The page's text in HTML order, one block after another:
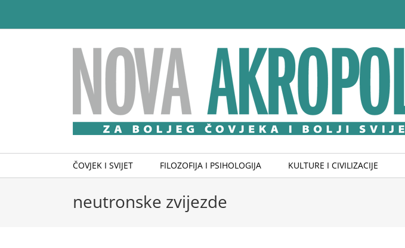
content
ČOVJEK I SVIJET FILOZOFIJA I PSIHOLOGIJA KULTURE I CIVILIZACIJE
neutronske zvijezde